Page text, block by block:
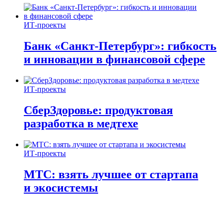
ИТ-проекты
Банк «Санкт-Петербург»: гибкость
и инновации в финансовой сфере
ИТ-проекты
СберЗдоровье: продуктовая
разработка в медтехе
ИТ-проекты
МТС: взять лучшее от стартапа
и экосистемы